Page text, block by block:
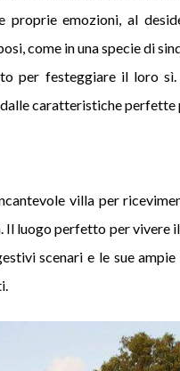
proprie emozioni, al
come in una specie di
per festeggiare il loro
caratteristiche perfette
villa per
Il luogo perfetto per vivere
scenari e le sue